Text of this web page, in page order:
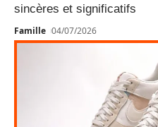
sincères et significatifs
Famille 04/07/2026